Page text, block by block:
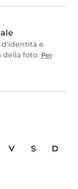
d'identità e
della foto. Per
V S
D